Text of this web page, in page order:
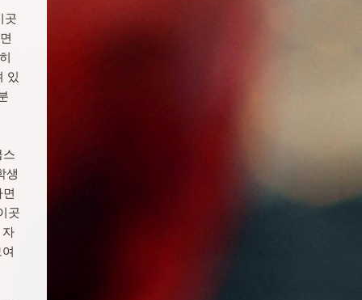
곳
있
스
생
곳